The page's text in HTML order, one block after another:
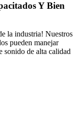
Y Bien
la industria! Nuestros
pueden manejar
sonido de alta calidad